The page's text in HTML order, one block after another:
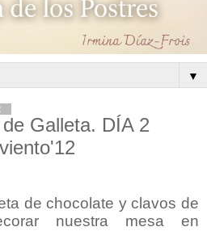
▼
Galleta. DÍA 2
de chocolate y clavos de
nuestra mesa en